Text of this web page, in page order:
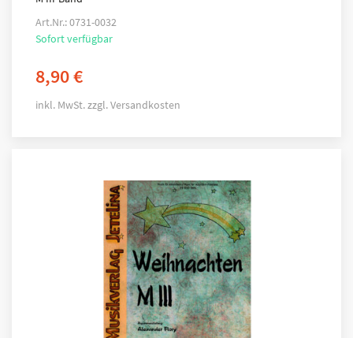
Art.Nr.: 0731-0032
Sofort verfügbar
8,90€
inkl. MwSt.zzgl.Versandkosten